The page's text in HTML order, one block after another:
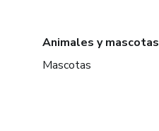
Animales y mascotas
Mascotas